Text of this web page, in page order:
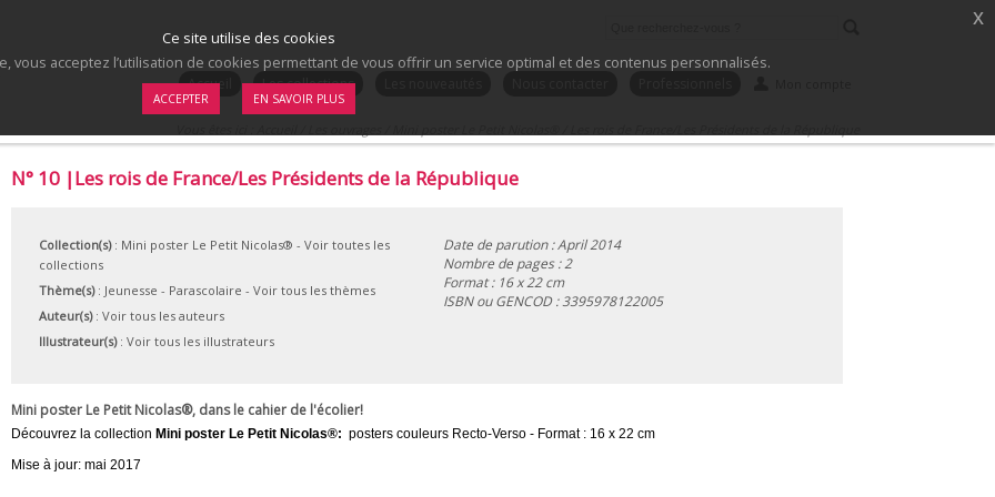
Accueil Les collections
N° 10 |Les rois de France/Les Présidents de la République
Collection(s): Mini poster Le Petit Nicolas® - Voir toutes les
collections
Thème(s): Jeunesse - Parascolaire - Voir tous les thèmes
Auteur(s): Voir tous les auteurs
Illustrateur(s): Voir tous les illustrateurs
Date de parution : April 2014
Nombre de pages : 2
Format : 16 x 22 cm
ISBN ou GENCOD :3395978122005
Mini poster Le Petit Nicolas®, dans le cahier de l'écolier!
Découvrez la collection Mini poster Le Petit Nicolas®: posters couleurs Recto-Verso - Format : 16 x 22 cm
Mise à jour: mai 2017
Ce site utilise des cookies
vous acceptez l’utilisation de cookies permettant de vous offrir un service optimal et des contenus personnalisés.
ACCEPTER EN SAVOIR PLUS
x